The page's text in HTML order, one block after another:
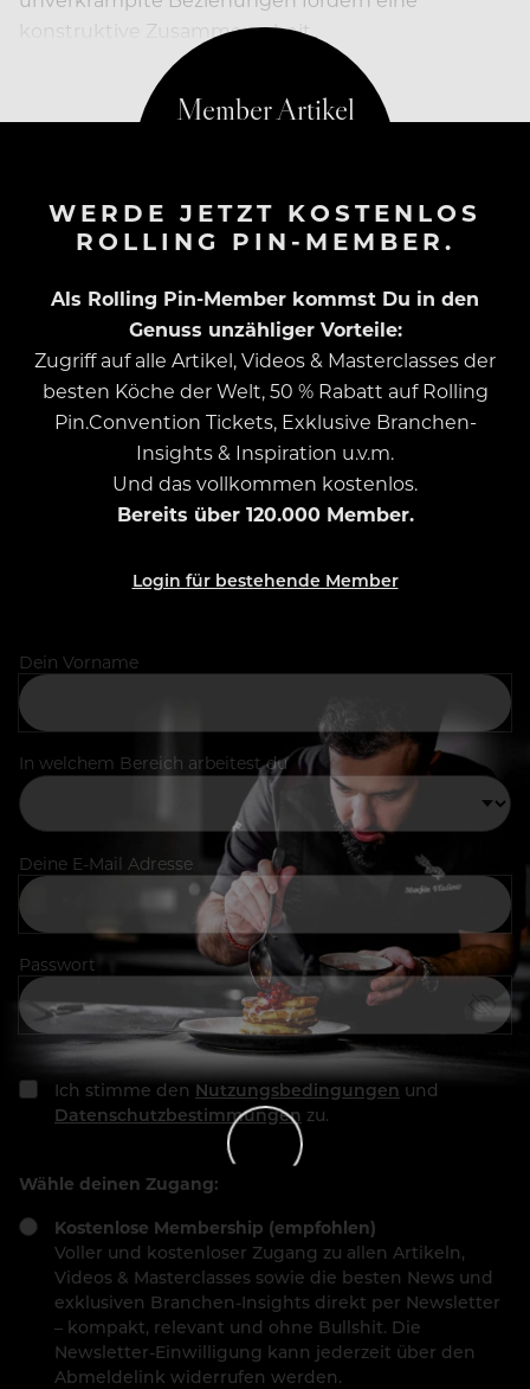
konstruktive Zusammenarbeit.
WERDE JETZT KOSTENLOS
ROLLING PIN-MEMBER.
Als Rolling Pin-Member kommst Du in den
Genuss unzähliger Vorteile:
Zugriff auf alle Artikel, Videos & Masterclasses der
besten Köche der Welt, 50 % Rabatt auf Rolling
Pin.Convention Tickets, Exklusive Branchen-
Insights & Inspiration u.v.m.
Und das vollkommen kostenlos.
Bereits über 120.000 Member.
Login für bestehende Member
Dein Vorname
In welchem Bereich arbeitest du
Deine E-Mail Adresse
Passwort
Ich stimme den Nutzungsbedingungen und
Datenschutzbestimmungen zu.
Wähle deinen Zugang:
Kostenlose Membership (empfohlen)
Voller und kostenloser Zugang zu allen Artikeln,
Videos & Masterclasses sowie die besten News und
exklusiven Branchen-Insights direkt per Newsletter
– kompakt, relevant und ohne Bullshit. Die
Newsletter-Einwilligung kann jederzeit über den
Abmeldelink widerrufen werden.